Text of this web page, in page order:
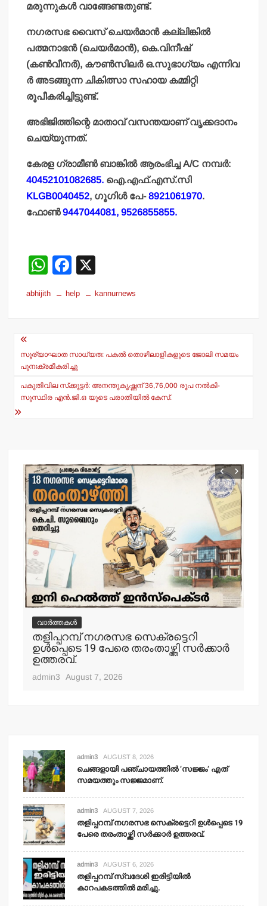
മരുന്നുകള്‍ വാങ്ങേണ്ടതുണ്ട്.
നഗരസഭ വൈസ് ചെയര്‍മാന്‍ കല്ലിങ്കില്‍
പത്മനാഭന്‍ (ചെയര്‍മാന്‍), കെ.വിനീഷ്
(കണ്‍വീനര്‍), കൗണ്‍സിലര്‍ ഒ.സുഭാഗ്യം എന്നിവ
ര്‍ അടങ്ങുന്ന ചികിത്സാ സഹായ കമ്മിറ്റി
രൂപീകരിച്ചിട്ടുണ്ട്.
അഭിജിത്തിന്റെ മാതാവ് വസന്തയാണ് വൃക്കദാനം
ചെയ്യുന്നത്.
കേരള ഗ്രാമീണ്‍ ബാങ്കില്‍ ആരംഭിച്ച A/C നമ്പര്‍:
40452101082685. ഐ.എഫ്.എസ്.സി
KLGB0040452, ഗൂഗിള്‍ പേ-8921061970.
ഫോണ്‍9447044081, 9526855855.
W
at
p
p
F
c
o
o
k
abhijith help kannurnews
Post
navigation
സൂര്യാഘാത സാധ്യത: പകല്‍ തൊഴിലാളികളുടെ ജോലി സമയം
പുനഃക്രമീകരിച്ചു
പകുതിവില സ്‌ക്കൂട്ടര്‍: അനന്തുകൃഷ്ണന് 36,76,000 രൂപ നല്‍കി-
സുസ്ഥിര എന്‍.ജി.ഒ യുടെ പരാതിയില്‍ കേസ്.
വാർത്തകൾ
തളിപ്പറമ്പ് നഗരസഭ സെക്രട്ടെറി
ഉള്‍പ്പെടെ 19 പേരെ തരംതാഴ്ത്തി സര്‍ക്കാര്‍
ഉത്തരവ്.
admin3 August 7, 2026
admin3 AUGUST 8, 2026
ചെങ്ങളായി പഞ്ചായത്തില്‍ ‘സജ്ജം’ എത്
സമയത്തും സജ്ജമാണ്.
admin3 AUGUST 7, 2026
തളിപ്പറമ്പ് നഗരസഭ സെക്രട്ടെറി ഉള്‍പ്പെടെ 19
പേരെ തരംതാഴ്ത്തി സര്‍ക്കാര്‍ ഉത്തരവ്.
admin3 AUGUST 6, 2026
തളിപ്പറമ്പ് സ്വദേശി ഇരിട്ടിയില്‍
കാറപകടത്തില്‍ മരിച്ചു.